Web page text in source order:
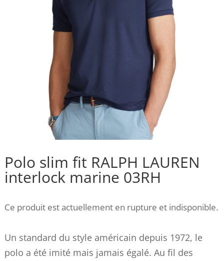
Polo slim fit RALPH LAUREN
interlock marine 03RH
Ce produit est actuellement en rupture et indisponible.
Un standard du style américain depuis 1972, le
polo a été imité mais jamais égalé. Au fil des